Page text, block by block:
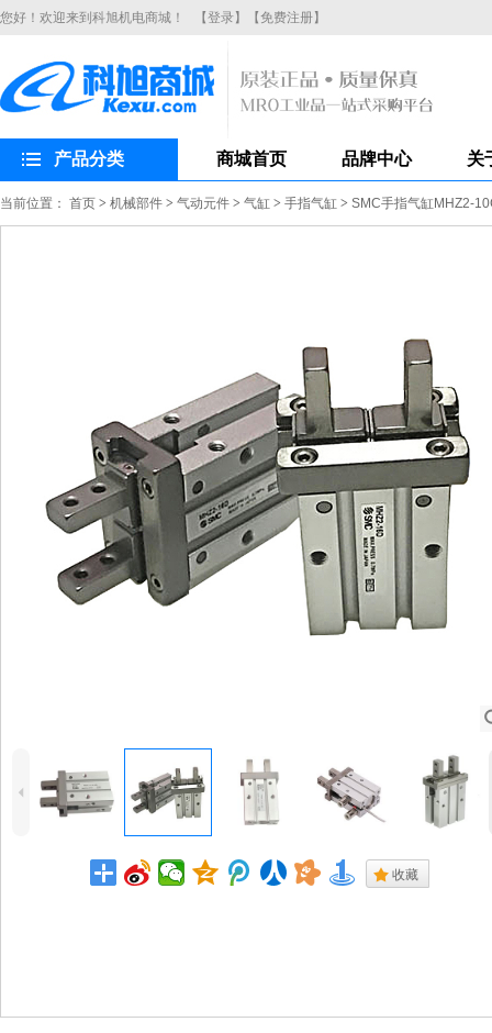
您好！欢迎来到科旭机电商城！ 【登录】 【免费注册】
产品分类 商城首页 品牌中心 关
当前位置： 首页 > 机械部件 > 气动元件 > 气缸 > 手指气缸 > SMC手指气缸MHZ2-
4
. 收藏